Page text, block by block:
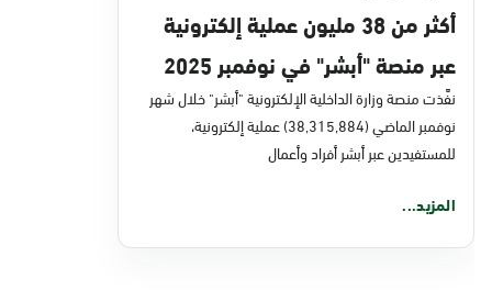
أكثر من 38 مليون عملية إلكترونية
عبر منصة "أبشر" في نوفمبر 2025
نفَّذت منصة وزارة الداخلية الإلكترونية "أبشر" خلال شهر
نوفمبر الماضي (38,315,884) عملية إلكترونية،
للمستفيدين عبر أبشر أفراد وأعمال
المزيد...